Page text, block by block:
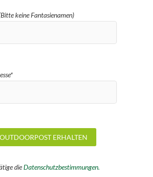
keine Fantasienamen)
dieDatenschutzbestimmungen.